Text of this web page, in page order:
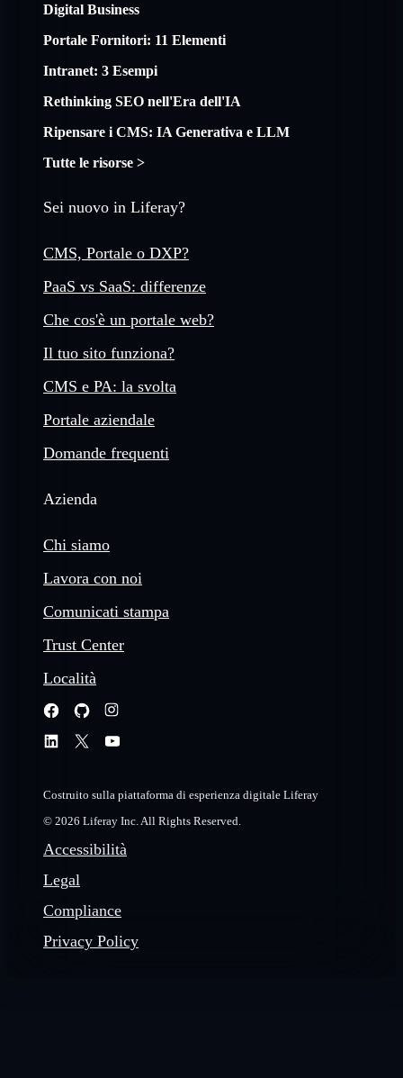
Digital Business
Portale Fornitori: 11 Elementi
Intranet: 3 Esempi
Rethinking SEO nell'Era dell'IA
Ripensare i CMS: IA Generativa e LLM
Tutte le risorse >
Sei nuovo in Liferay?
CMS, Portale o DXP?
PaaS vs SaaS: differenze
Che cos'è un portale web?
Il tuo sito funziona?
CMS e PA: la svolta
Portale aziendale
Domande frequenti
Azienda
Chi siamo
Lavora con noi
Comunicati stampa
Trust Center
Località
Costruito sulla piattaforma di esperienza digitale Liferay
© 2026 Liferay Inc. All Rights Reserved.
Accessibilità
Legal
Compliance
Privacy Policy